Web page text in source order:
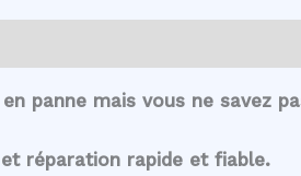
panne mais vous ne savez
réparation rapide et fiable.